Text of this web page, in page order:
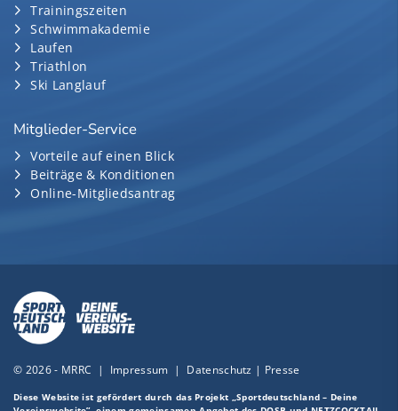
Trainingszeiten
Schwimmakademie
Laufen
Triathlon
Ski Langlauf
Mitglieder-Service
Vorteile auf einen Blick
Beiträge & Konditionen
Online-Mitgliedsantrag
© 2026 - MRRC | Impressum | Datenschutz | Presse
Diese Website ist gefördert durch das Projekt „Sportdeutschland – Deine